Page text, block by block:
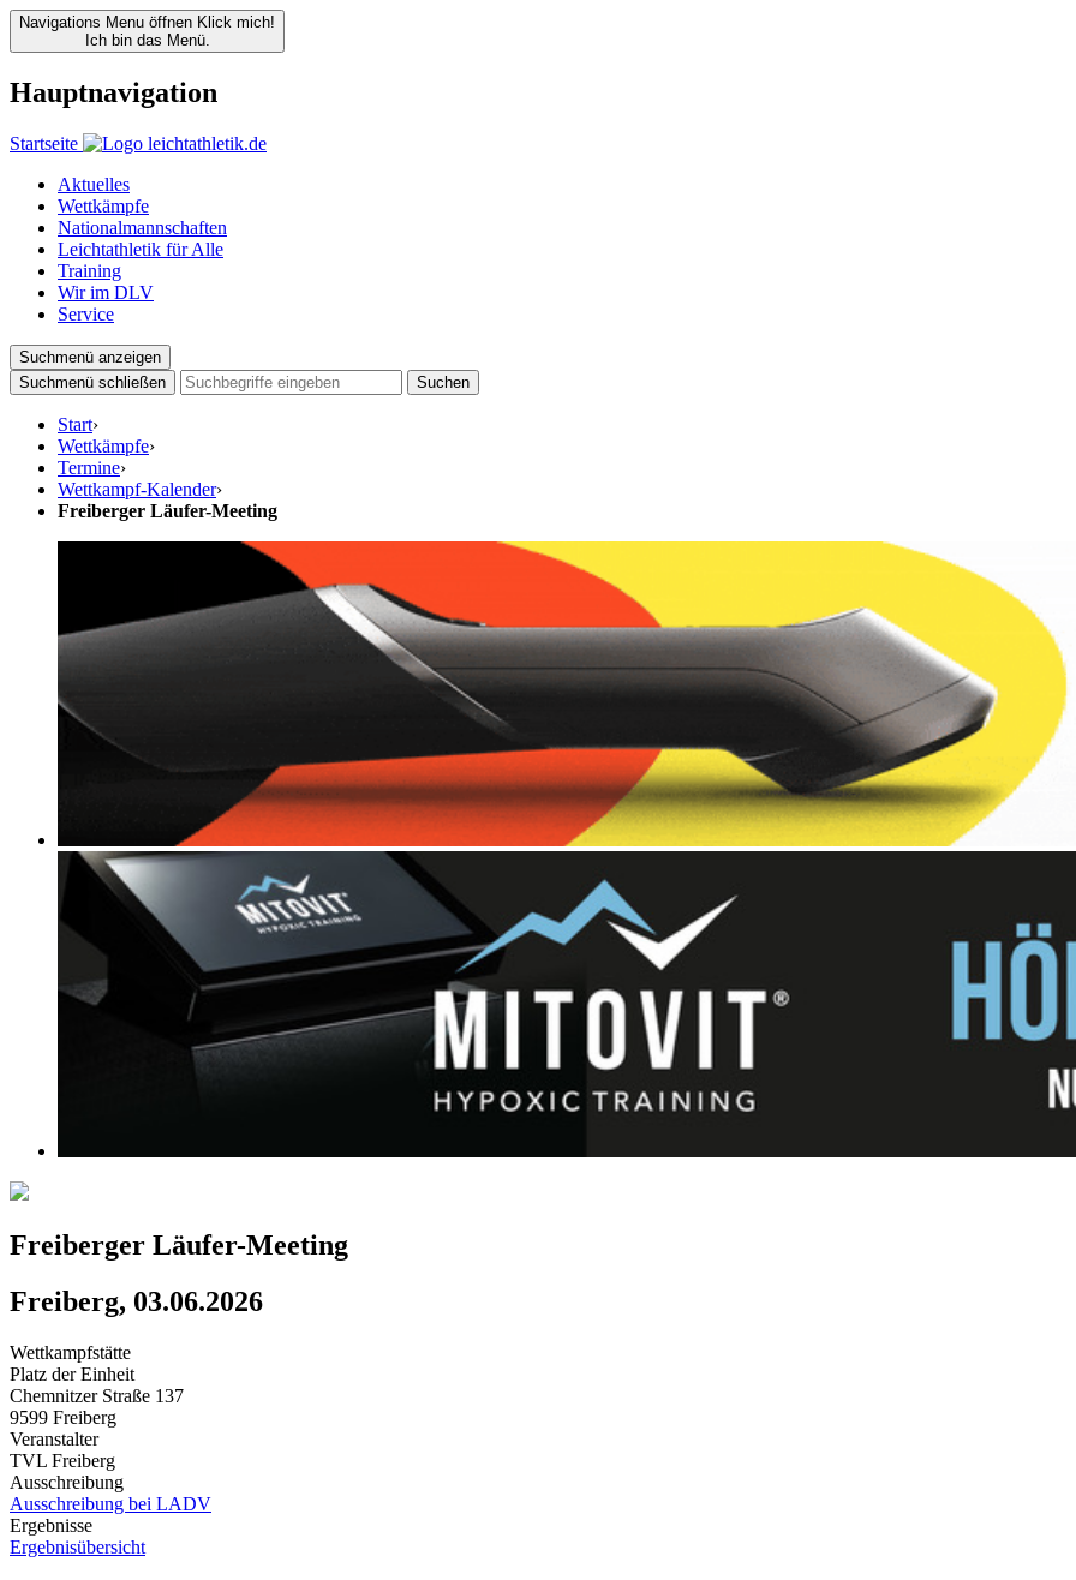
Navigations Menu öffnen Klick mich!
Ich bin das Menü.
Hauptnavigation
Startseite
Aktuelles
Wettkämpfe
Nationalmannschaften
Leichtathletik für Alle
Training
Wir im DLV
Service
Suchmenü anzeigen
Suchmenü schließen
Suchen
Start›
Wettkämpfe›
Termine›
Wettkampf-Kalender›
Freiberger Läufer-Meeting
Freiberger Läufer-Meeting
Freiberg, 03.06.2026
Wettkampfstätte
Platz der Einheit
Chemnitzer Straße 137
9599 Freiberg
Veranstalter
TVL Freiberg
Ausschreibung
Ausschreibung bei LADV
Ergebnisse
Ergebnisübersicht